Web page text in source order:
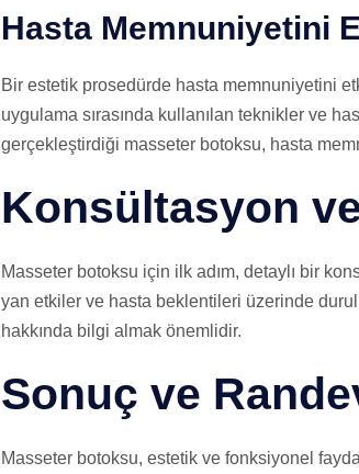
Hasta Memnuniyetini
Bir estetik prosedürde hasta memnuniyetini
uygulama sırasında kullanılan teknikler ve
gerçekleştirdiği masseter botoksu, hasta
Konsültasyon
Masseter botoksu için ilk adım, detaylı bir
yan etkiler ve hasta beklentileri üzerinde
hakkında bilgi almak önemlidir.
Sonuç ve
Masseter botoksu, estetik ve fonksiyonel